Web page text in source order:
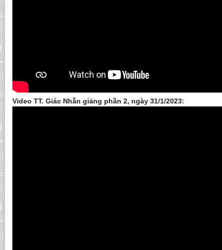
Video TT. Giác Nhẫn giảng phần 2, ngày 31/1/2023: